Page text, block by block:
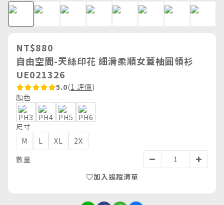
NT$880
自由空間-天絲印花 細滑柔順女蓋袖圓領衫
UE021326
5.0(1 評價)
顏色
尺寸
M
L XL
2X
數量
加入追蹤清單